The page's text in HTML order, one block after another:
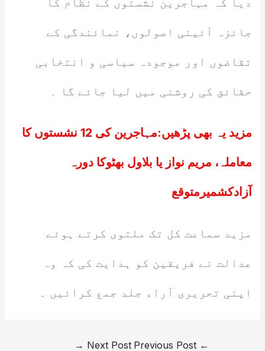
جائزہ آئینی اصولوں، نمائندگی کے
تقاضوں اور موجودہ سیاسی و انتخابی
حقائق کی روشنی میں لیا جائے گا ۔
مزید یہ بھی پڑھیں: مہاجرین کی 12 نشستوں کا
معاملہ، مریم نواز یا بلاول بھٹوکا دورہ
آزادکشمیرمتوقع
مزید سماعت کل تک ملتوی کرتے ہوئے
عدالت نے فریقین کو ہدایت کی کہ وہ
اپنی تحریری آراء جلد جمع کرائیں ۔
←
Next Post
→